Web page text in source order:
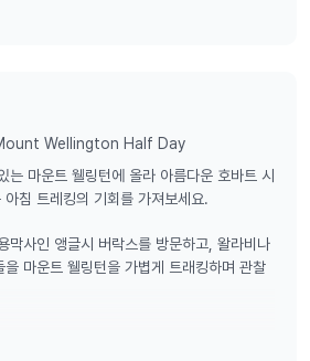
Wellington Half Day
는 마운트 웰링턴에 올라 아름다운 호바트 시
침 트레킹의 기회를 가져보세요.
막사인 앵글시 버락스를 방문하고, 왈라비나
을 마운트 웰링턴을 가볍게 트래킹하며 관찰